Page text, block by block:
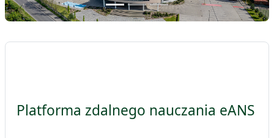
Platforma zdalnego nauczania eANS